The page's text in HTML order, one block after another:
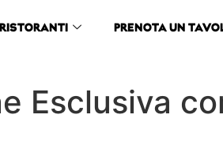
RISTORANTI PRENOTA UN
Esclusiva